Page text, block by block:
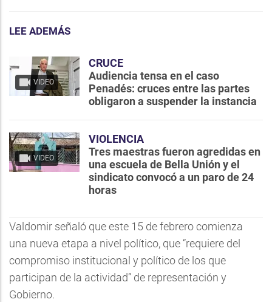
LEE ADEMÁS
VIDEO
CRUCE
Audiencia tensa en el caso
Penadés: cruces entre las partes
obligaron a suspender la instancia
VIDEO
VIOLENCIA
Tres maestras fueron agredidas en
una escuela de Bella Unión y el
sindicato convocó a un paro de 24
horas
Valdomir señaló que este 15 de febrero comienza
una nueva etapa a nivel político, que “requiere del
compromiso institucional y político de los que
participan de la actividad” de representación y
Gobierno.